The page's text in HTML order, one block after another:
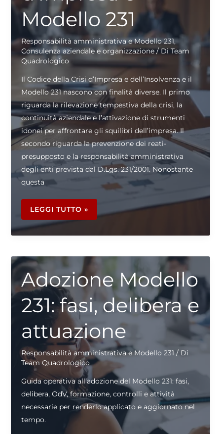
Modello 231
Responsabilità amministrativa e Modello 231,
Consulenza aziendale e organizzazione/ DiTeam
Quadrologico
Il Codice della Crisi d’Impresa e dell’Insolvenza e il
Modello 231 nascono con finalità diverse. Il primo
riguarda la rilevazione tempestiva della crisi, la
continuità aziendale e l’attivazione di strumenti
idonei per affrontare gli squilibri dell’impresa. Il
secondo riguarda la prevenzione dei reati-
presupposto e la responsabilità amministrativa
degli enti prevista dal D.Lgs. 231/2001. Nonostante
questa
CODICE
DELLA
D’IMPRESA
MODELLO
LEGGI TUTTO »
Adozione Modello
231: fasi, delibera e
attuazione
Responsabilità amministrativa e Modello 231 / Di
Team Quadrologico
Guida operativa all’adozione del Modello 231: fasi,
delibera, OdV, formazione, controlli e attività
necessarie per renderlo applicato e aggiornato nel
tempo.